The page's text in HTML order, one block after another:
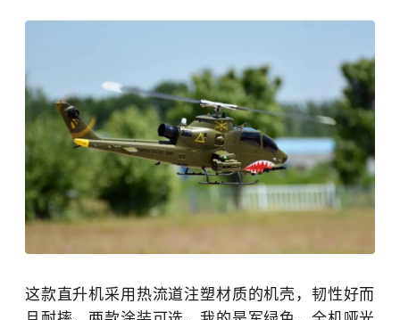
这款直升机采用热流道注塑材质的机壳，韧性好而